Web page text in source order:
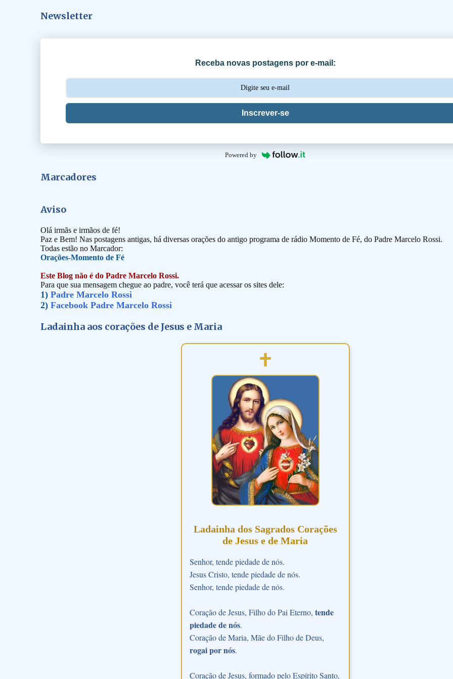
á
i
Newsletter
Receba novas postagens por e-mail:
Inscrever-se
Powered by
Marcadores
Aviso
Olá irmãs e irmãos de fé!
Paz e Bem! Nas postagens antigas, há diversas orações do antigo programa de rádio Momento de Fé, do Padre Marcelo Rossi.
Todas estão no Marcador:
Orações-Momento de Fé
Este Blog não é do Padre Marcelo Rossi.
Para que sua mensagem chegue ao padre, você terá que acessar os sites dele:
1) Padre Marcelo Rossi
2) Facebook Padre Marcelo Rossi
Ladainha aos corações de Jesus e Maria
Ladainha dos Sagrados Corações
de Jesus e de Maria
Senhor, tende piedade de nós.
Jesus Cristo, tende piedade de nós.
Senhor, tende piedade de nós.
Coração de Jesus, Filho do Pai Eterno, tende
piedade de nós.
Coração de Maria, Mãe do Filho de Deus,
rogai por nós.
Coração de Jesus, formado pelo Espírito Santo,